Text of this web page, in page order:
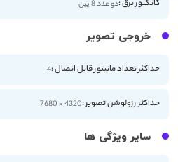
کانکتور برق :دو عدد 8 پین
خروجی تصویر
حداکثر تعداد مانیتور قابل اتصال :4
حداکثر رزولوشن تصویر :4320 × 7680
سایر ویژگی ها